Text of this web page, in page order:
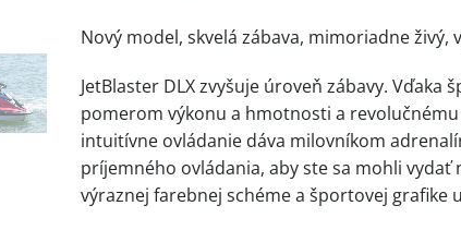
Nový model, skvelá zábava, mimoriadne živý,
JetBlaster DLX zvyšuje úroveň zábavy. Vďaka
pomerom výkonu a hmotnosti a
intuitívne ovládanie dáva milovníkom
príjemného ovládania, aby ste sa mohli vydať
výraznej farebnej schéme a športovej